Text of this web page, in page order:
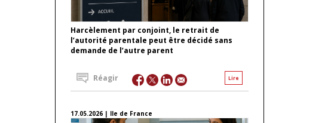
Harcèlement par conjoint, le retrait de
l’autorité parentale peut être décidé sans
demande de l’autre parent
Lire
Réagir
17.05.2026 | Ile de France